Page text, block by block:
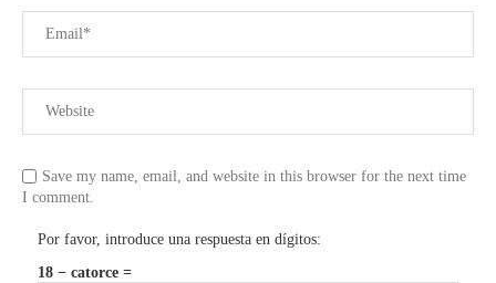
Save my name, email, and website in this browser for the next time
I comment.
Por favor, introduce una respuesta en dígitos:
18 − catorce =